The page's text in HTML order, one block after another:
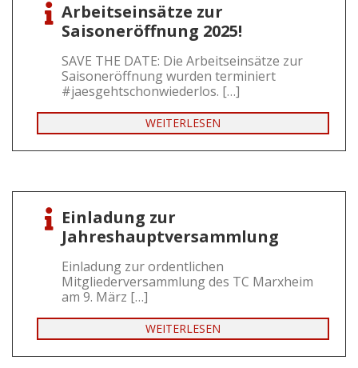
Arbeitseinsätze zur
Saisoneröffnung 2025!
SAVE THE DATE: Die Arbeitseinsätze zur
Saisoneröffnung wurden terminiert
#jaesgehtschonwiederlos. […]
WEITERLESEN
Einladung zur
Jahreshauptversammlung
Einladung zur ordentlichen
Mitgliederversammlung des TC Marxheim
am 9. März […]
WEITERLESEN